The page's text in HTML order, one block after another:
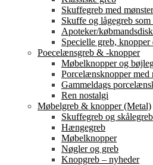
Skuffegreb med mønster
Skuffe og lågegreb som
Apoteker/
Specielle greb,
Poecelænsgreb & -knopper
Møbelknopper og
Porcelænsknopper med
Gammeldags
Ren nostalgi
Møbelgreb & knopper (Metal)
Skuffegreb og skålegreb
Hængegreb
Møbelknopper
Nøgler og greb
Knopgreb – nyheder